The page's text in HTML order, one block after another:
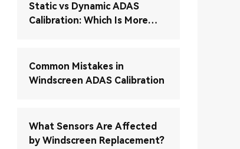
Static vs Dynamic ADAS
Calibration: Which Is More
Common Mistakes in
Windscreen ADAS Calibration
What Sensors Are Affected
by Windscreen Replacement?